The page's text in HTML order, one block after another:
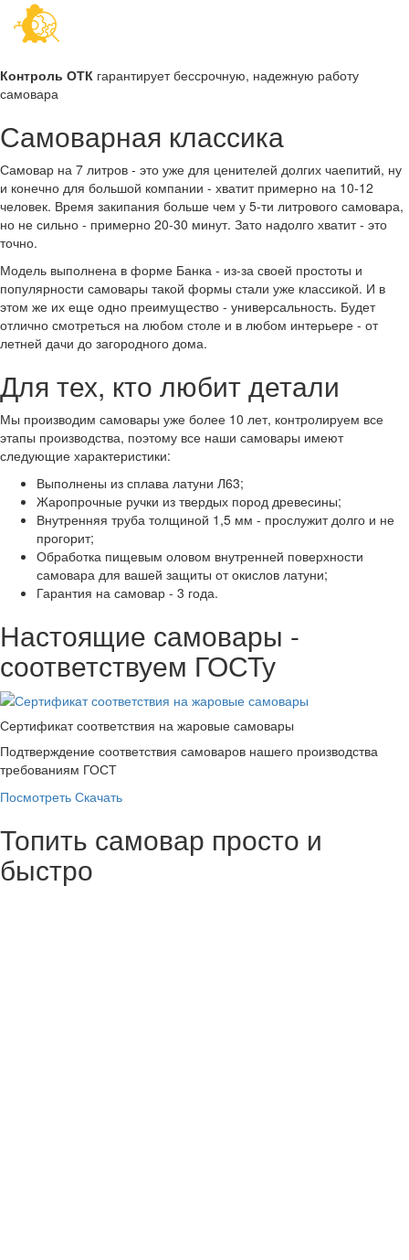
Контроль ОТК гарантирует бессрочную, надежную работу
самовара
Самоварная классика
Самовар на 7 литров - это уже для ценителей долгих чаепитий, ну
и конечно для большой компании - хватит примерно на 10-12
человек. Время закипания больше чем у 5-ти литрового самовара,
но не сильно - примерно 20-30 минут. Зато надолго хватит - это
точно.
Модель выполнена в форме Банка - из-за своей простоты и
популярности самовары такой формы стали уже классикой. И в
этом же их еще одно преимущество - универсальность. Будет
отлично смотреться на любом столе и в любом интерьере - от
летней дачи до загородного дома.
Для тех, кто любит детали
Мы производим самовары уже более 10 лет, контролируем все
этапы производства, поэтому все наши самовары имеют
следующие характеристики:
Выполнены из сплава латуни Л63;
Жаропрочные ручки из твердых пород древесины;
Внутренняя труба толщиной 1,5 мм - прослужит долго и не
прогорит;
Обработка пищевым оловом внутренней поверхности
самовара для вашей защиты от окислов латуни;
Гарантия на самовар - 3 года.
Настоящие самовары -
соответствуем ГОСТу
Сертификат соответствия на жаровые самовары
Подтверждение соответствия самоваров нашего производства
требованиям ГОСТ
Посмотреть Скачать
Топить самовар просто и
быстро